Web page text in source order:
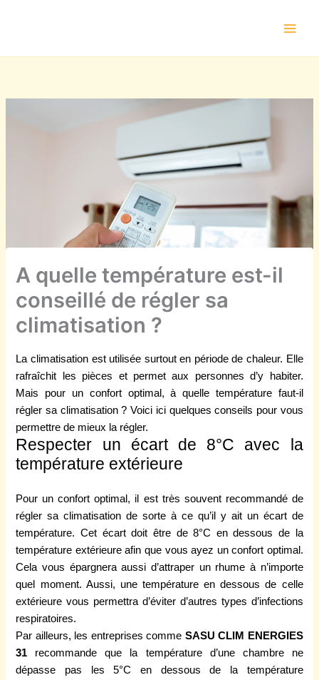
A quelle température est-il
conseillé de régler sa
climatisation ?
La climatisation est utilisée surtout en période de chaleur. Elle
rafraîchit les pièces et permet aux personnes d’y habiter.
Mais pour un confort optimal, à quelle température faut-il
régler sa climatisation ? Voici ici quelques conseils pour vous
permettre de mieux la régler.
Respecter un écart de 8°C avec la
température extérieure
Pour un confort optimal, il est très souvent recommandé de
régler sa climatisation de sorte à ce qu’il y ait un écart de
température. Cet écart doit être de 8°C en dessous de la
température extérieure afin que vous ayez un confort optimal.
Cela vous épargnera aussi d’attraper un rhume à n’importe
quel moment. Aussi, une température en dessous de celle
extérieure vous permettra d’éviter d’autres types d’infections
respiratoires.
Par ailleurs, les entreprises comme SASU CLIM ENERGIES
31 recommande que la température d’une chambre ne
dépasse pas les 5°C en dessous de la température